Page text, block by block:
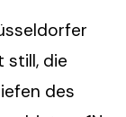
still, die
des